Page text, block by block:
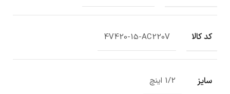
کد کالا 4V420-15-AC220V
سایز 1/2 اینچ